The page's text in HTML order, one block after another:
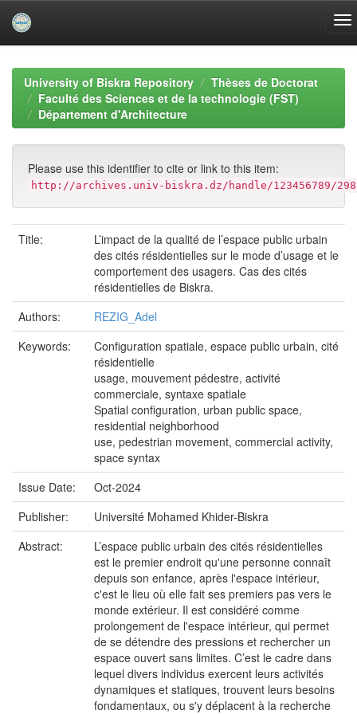
navigationUniversity of Biskra Repository
Thèses de Doctorat
Faculté des Sciences et de la technologie (FST)
Département d'Architecture
Please use this identifier to cite or link to this item:
http://archives.univ-biskra.dz/handle/123456789/
Title:
L’impact de la qualité de l’espace public urbain
des cités résidentielles sur le mode d’usage et le
comportement des usagers. Cas des cités
résidentielles de Biskra.
Authors:
REZIG_Adel
Keywords:
Configuration spatiale, espace public urbain, cité
résidentielle
usage, mouvement pédestre, activité
commerciale, syntaxe spatiale
Spatial configuration, urban public space,
residential neighborhood
use, pedestrian movement, commercial activity,
space syntax
Issue Date:
Oct-2024
Publisher:
Université Mohamed Khider-Biskra
Abstract:
L’espace public urbain des cités résidentielles
est le premier endroit qu'une personne connaît
depuis son enfance, après l'espace intérieur,
c'est le lieu où elle fait ses premiers pas vers le
monde extérieur. Il est considéré comme
prolongement de l'espace intérieur, qui permet
de se détendre des pressions et rechercher un
espace ouvert sans limites. C’est le cadre dans
lequel divers individus exercent leurs activités
dynamiques et statiques, trouvent leurs besoins
fondamentaux, ou s'y déplacent à la recherche